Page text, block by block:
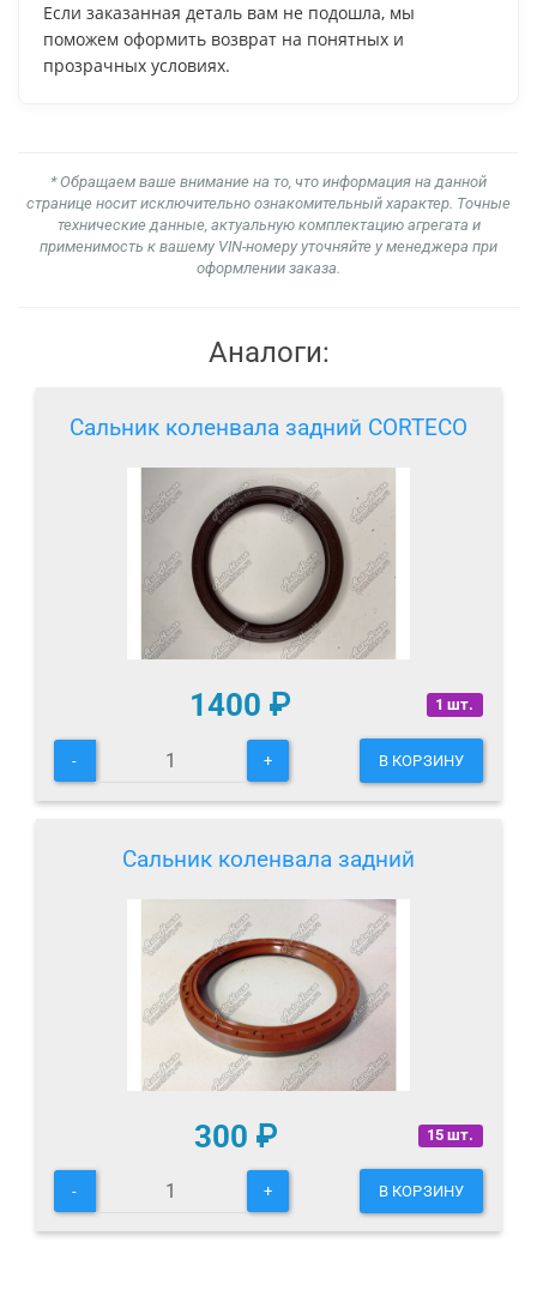
Если заказанная деталь вам не подошла, мы
поможем оформить возврат на понятных и
прозрачных условиях.
* Обращаем ваше внимание на то, что информация на данной
странице носит исключительно ознакомительный характер. Точные
технические данные, актуальную комплектацию агрегата и
применимость к вашему VIN-номеру уточняйте у менеджера при
оформлении заказа.
Аналоги:
Сальник коленвала задний CORTECO
1 шт.
1400 ₽
- + В КОРЗИНУ
Сальник коленвала задний
15 шт.
300 ₽
- + В КОРЗИНУ